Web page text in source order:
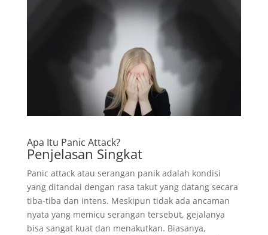
Apa Itu Panic Attack?
Penjelasan Singkat
Panic attack atau serangan panik adalah kondisi
yang ditandai dengan rasa takut yang datang secara
tiba-tiba dan intens. Meskipun tidak ada ancaman
nyata yang memicu serangan tersebut, gejalanya
bisa sangat kuat dan menakutkan. Biasanya,